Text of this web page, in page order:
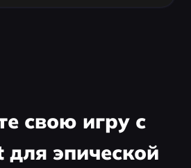
свою игру с
для эпической